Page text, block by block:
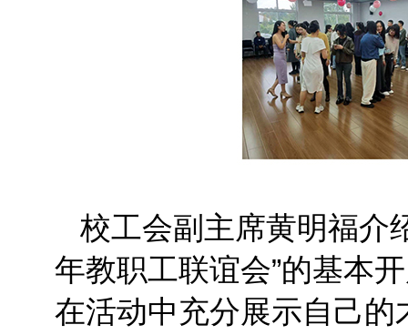
校工会副主席黄明福
年教职工联谊会”的基本
在活动中充分展示自己